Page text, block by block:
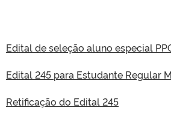
Edital de seleção aluno especial
Edital 245 para Estudante Regular
Retificação do Edital 245